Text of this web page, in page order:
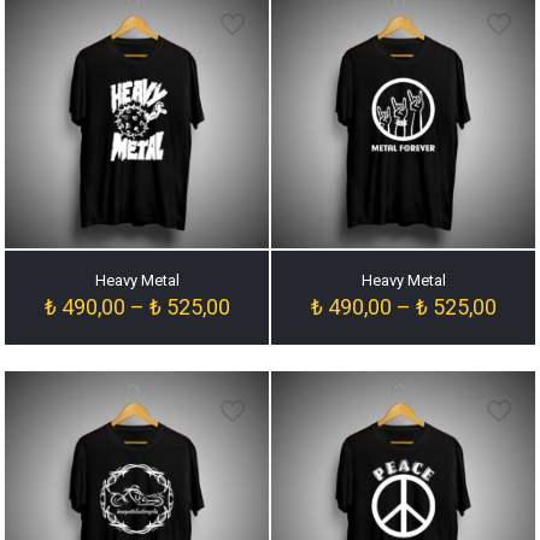
Heavy Metal
₺490,00 – ₺525,00Fiyat
₺ 490,00
-
Heavy Metal
₺490,00 – ₺525,00Fiyat
₺
-